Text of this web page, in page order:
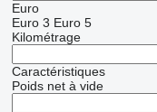
Euro
Euro 3 Euro 5
Kilométrage
Caractéristiques
Poids net à vide